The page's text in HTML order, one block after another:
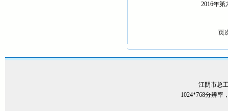
2016年第
页
江阴市总
1024*768分辨率